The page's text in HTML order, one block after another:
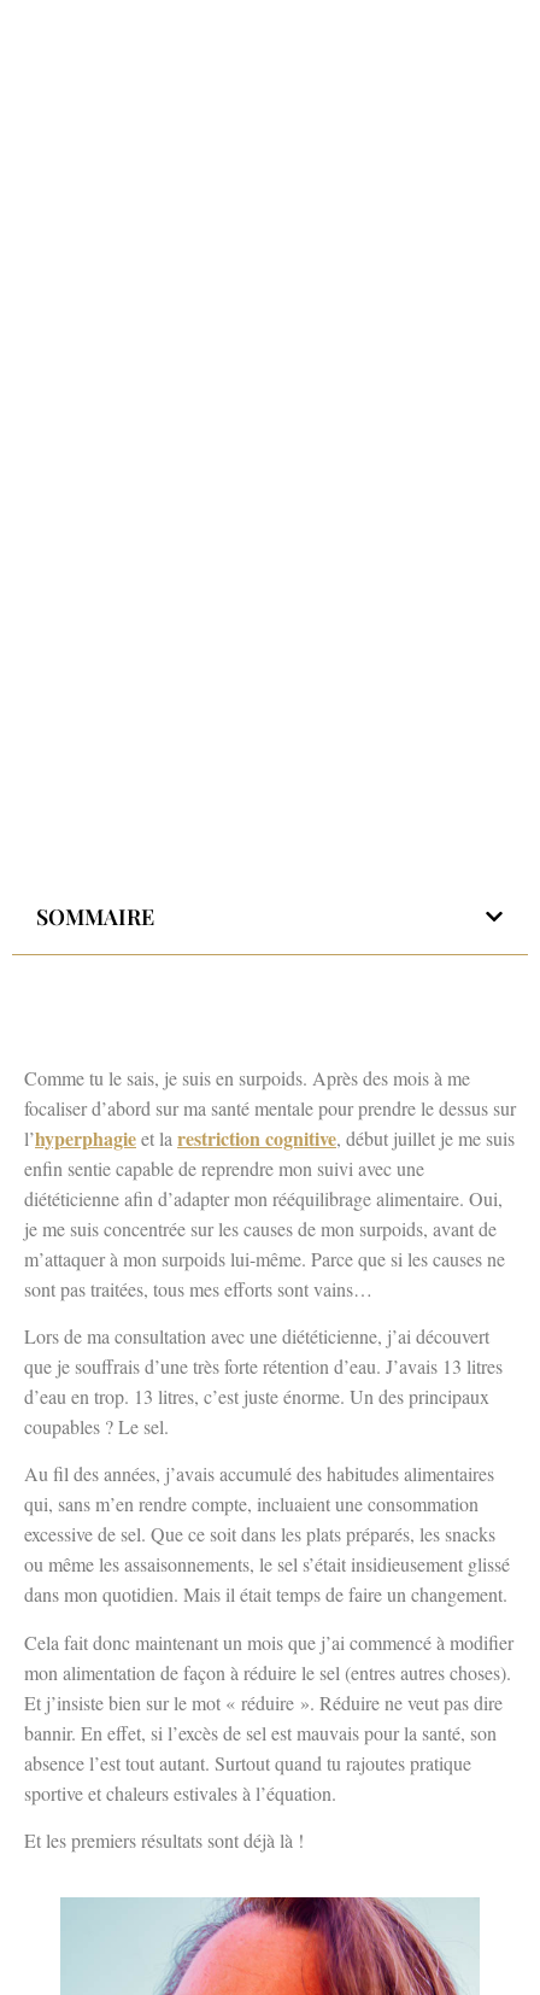
SOMMAIRE
Comme tu le sais, je suis en surpoids. Après des mois à me
focaliser d’abord sur ma santé mentale pour prendre le dessus sur
l’hyperphagieet la restriction cognitive, début juillet je me suis
enfin sentie capable de reprendre mon suivi avec une
diététicienne afin d’adapter mon rééquilibrage alimentaire. Oui,
je me suis concentrée sur les causes de mon surpoids, avant de
m’attaquer à mon surpoids lui-même. Parce que si les causes ne
sont pas traitées, tous mes efforts sont vains…
Lors de ma consultation avec une diététicienne, j’ai découvert
que je souffrais d’une très forte rétention d’eau. J’avais 13 litres
d’eau en trop. 13 litres, c’est juste énorme. Un des principaux
coupables ? Le sel.
Au fil des années, j’avais accumulé des habitudes alimentaires
qui, sans m’en rendre compte, incluaient une consommation
excessive de sel. Que ce soit dans les plats préparés, les snacks
ou même les assaisonnements, le sel s’était insidieusement glissé
dans mon quotidien. Mais il était temps de faire un changement.
Cela fait donc maintenant un mois que j’ai commencé à modifier
mon alimentation de façon à réduire le sel (entres autres choses).
Et j’insiste bien sur le mot « réduire ». Réduire ne veut pas dire
bannir. En effet, si l’excès de sel est mauvais pour la santé, son
absence l’est tout autant. Surtout quand tu rajoutes pratique
sportive et chaleurs estivales à l’équation.
Et les premiers résultats sont déjà là !